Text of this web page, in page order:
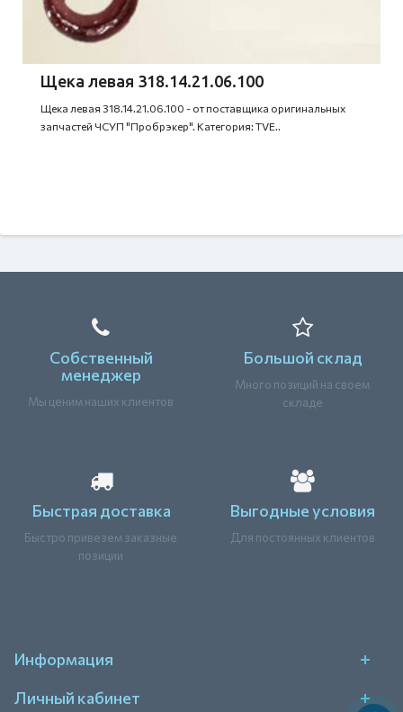
Щека левая 318.14.21.06.100
Щека левая 318.14.21.06.100 - от поставщика оригинальных
запчастей ЧСУП "Пробрэкер". Категория: TVE..
Собственный
менеджер
Мы ценим наших клиентов
Большой склад
Много позиций на своем
складе
Быстрая доставка
Быстро привезем заказные
позиции
Выгодные условия
Для постоянных клиентов
Информация
Личный кабинет